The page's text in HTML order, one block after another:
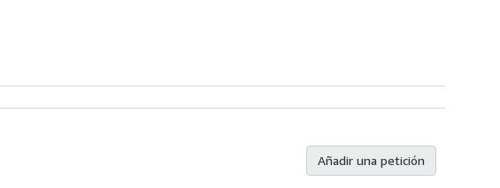
Añadir una petición